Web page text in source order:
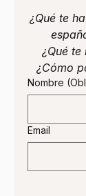
¿Qué te
¿Qué
¿Cómo
Nombre
Email